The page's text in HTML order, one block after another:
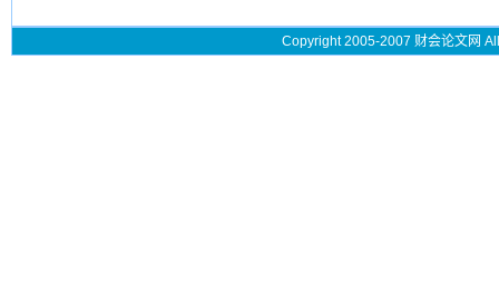
Copyright 2005-2007 财会论文网